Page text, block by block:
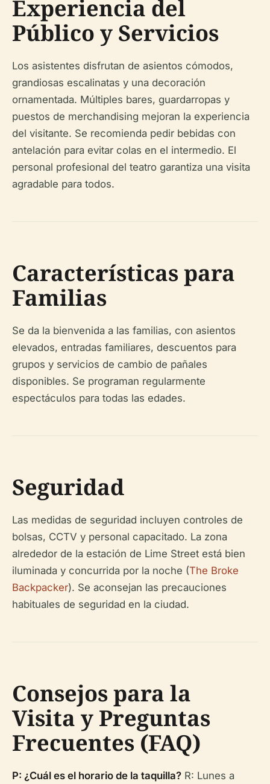
Experiencia del
Público y Servicios
Los asistentes disfrutan de asientos cómodos,
grandiosas escalinatas y una decoración
ornamentada. Múltiples bares, guardarropas y
puestos de merchandising mejoran la experiencia
del visitante. Se recomienda pedir bebidas con
antelación para evitar colas en el intermedio. El
personal profesional del teatro garantiza una visita
agradable para todos.
Características para
Familias
Se da la bienvenida a las familias, con asientos
elevados, entradas familiares, descuentos para
grupos y servicios de cambio de pañales
disponibles. Se programan regularmente
espectáculos para todas las edades.
Seguridad
Las medidas de seguridad incluyen controles de
bolsas, CCTV y personal capacitado. La zona
alrededor de la estación de Lime Street está bien
iluminada y concurrida por la noche (The Broke
Backpacker). Se aconsejan las precauciones
habituales de seguridad en la ciudad.
Consejos para la
Visita y Preguntas
Frecuentes (FAQ)
P: ¿Cuál es el horario de la taquilla? R: Lunes a